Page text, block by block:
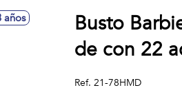
años
Busto
de con 22
Ref. 21-78HMD